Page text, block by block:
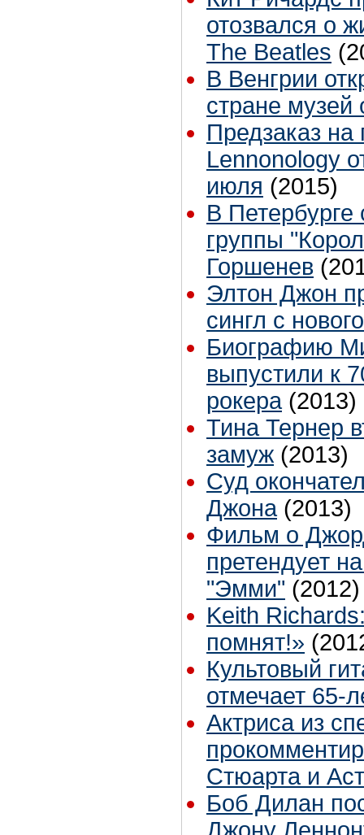
отозвался о
The Beatles
В Венгрии
стране музей
Предзаказ
Lennonology
июля (2015)
В Петербурге
группы
Горшенев
Элтон Джон
сингл с
Биографию
выпустили к
рокера (2013)
Тина Тернер
замуж (2013)
Суд
Джона (2013)
Фильм о
претендует
"Эмми" (2012)
Keith
помнят!»
Культовый
отмечает 65-
Актриса из
Стюарта и
Боб Дилан